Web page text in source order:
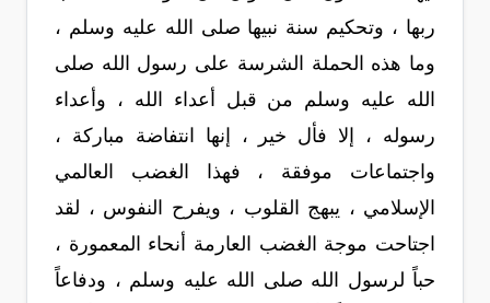
ربها ، وتحكيم سنة نبيها صلى الله عليه وسلم ،
وما هذه الحملة الشرسة على رسول الله صلى
الله عليه وسلم من قبل أعداء الله ، وأعداء
رسوله ، إلا فأل خير ، إنها انتفاضة مباركة ،
واجتماعات موفقة ، فهذا الغضب العالمي
الإسلامي ، يبهج القلوب ، ويفرح النفوس ، لقد
اجتاحت موجة الغضب العارمة أنحاء المعمورة ،
حباً لرسول الله صلى الله عليه وسلم ، ودفاعاً